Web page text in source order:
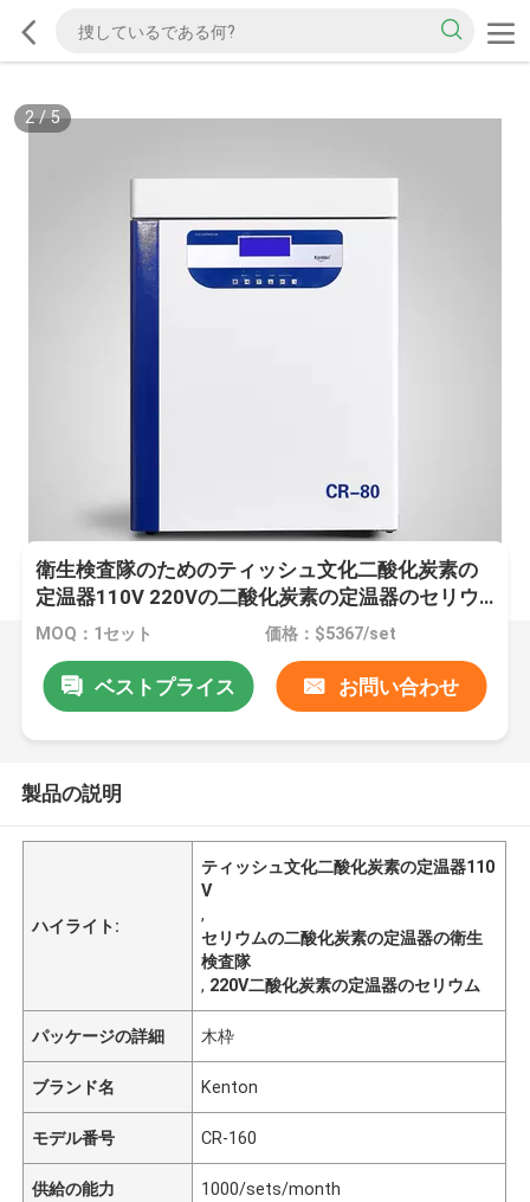
2/5
衛生検査隊のためのティッシュ文化二酸化炭素の
定温器110V 220Vの二酸化炭素の定温器のセリウ
ム
MOQ：1セット 価格：$5367/set
ベストプライス お問い合わせ
製品の説明
ハイライト:
ティッシュ文化二酸化炭素の定温器110
V
,
セリウムの二酸化炭素の定温器の衛生
検査隊
, 220V二酸化炭素の定温器のセリウム
パッケージの詳細 木枠
ブランド名 Kenton
モデル番号 CR-160
供給の能力 1000/sets/month